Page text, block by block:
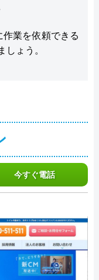
業を依頼できる
しょう。
今すぐ電話